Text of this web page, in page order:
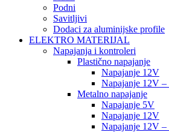
Podni
Savitljivi
Dodaci za aluminijske profile
ELEKTRO MATERIJAL
Napajanja i kontroleri
Plastično napajanje
Napajanje 12V
Napajanje 12V –
Metalno napajanje
Napajanje 5V
Napajanje 12V
Napajanje 12V –